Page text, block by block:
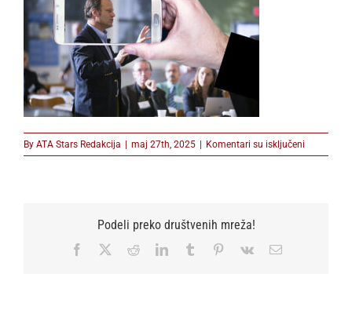
By ATA Stars Redakcija | maj 27th, 2025 | Komentari su isključeni
video-
Podeli preko društvenih mreža!
Facebook RedditLinkedInTumblr Pinterest
Vk Email